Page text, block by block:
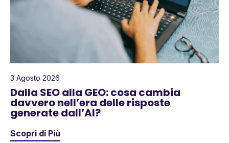
3 Agosto 2026
Dalla SEO alla GEO: cosa cambia
davvero nell’era delle risposte
generate dall’AI?
Scopri di Più